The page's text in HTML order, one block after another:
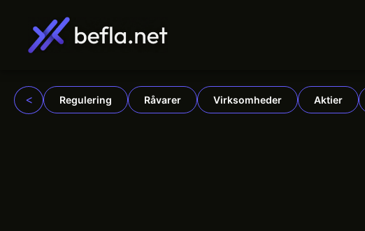
indhold
< Regulering Råvarer Virksomheder Aktier